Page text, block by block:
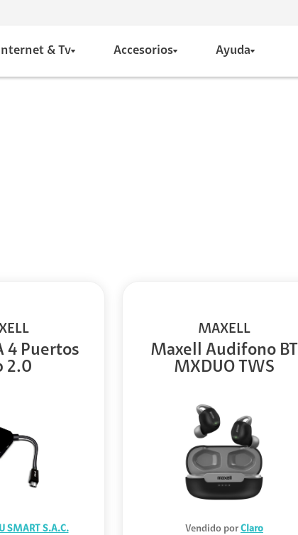
& Tv Accesorios Ayuda
4 Puertos
2.0
SMART S.A.C.
MAXELL
Maxell Audifono BT
MXDUO TWS
Vendido por Claro